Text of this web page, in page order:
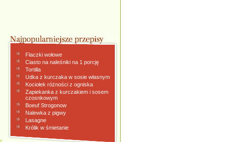
Flaczki wołowe
Ciasto na naleśniki na 1 porcję
Tortilla
Udka z kurczaka w sosie własnym
Kociołek różności z ogniska
Zapiekanka z kurczakiem i sosem
czosnkowym
Boeuf Strogonow
Nalewka z pigwy
Lasagne
Królik w śmietanie